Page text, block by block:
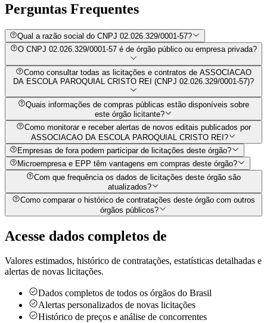
Perguntas Frequentes
Qual a razão social do CNPJ 02.026.329/0001-57?
O CNPJ 02.026.329/0001-57 é de órgão público ou empresa privada?
Como consultar todas as licitações e contratos de ASSOCIACAO
DA ESCOLA PAROQUIAL CRISTO REI (CNPJ 02.026.329/0001-57)?
Quais informações de compras públicas estão disponíveis sobre
este órgão licitante?
Como monitorar e receber alertas de novos editais publicados por
ASSOCIACAO DA ESCOLA PAROQUIAL CRISTO REI?
Empresas de fora podem participar de licitações deste órgão?
Microempresa e EPP têm vantagens em compras deste órgão?
Com que frequência os dados de licitações deste órgão são
atualizados?
Como comparar o histórico de contratações deste órgão com outros
órgãos públicos?
Acesse dados completos de
Valores estimados, histórico de contratações, estatísticas detalhadas e
alertas de novas licitações.
Dados completos de todos os órgãos do Brasil
Alertas personalizados de novas licitações
Histórico de preços e análise de concorrentes